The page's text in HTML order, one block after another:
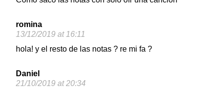
romina
13/12/2019 at 16:11
hola! y el resto de las notas ? re mi fa ?
Daniel
21/10/2019 at 20:34